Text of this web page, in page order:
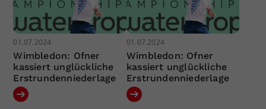
01.07.2024
Wimbledon: Ofner
kassiert unglückliche
Erstrundenniederlage
01.07.2024
Wimbledon: Ofner
kassiert unglückliche
Erstrundenniederlage